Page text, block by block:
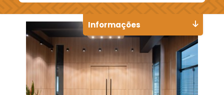
Informações